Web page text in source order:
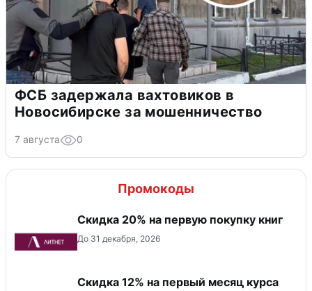
ФСБ задержала вахтовиков в
Новосибирске за мошенничество
7 августа 0
Промокоды
Скидка 20% на первую покупку книг
До 31 декабря, 2026
Скидка 12% на первый месяц курса